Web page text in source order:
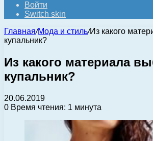
Войти
Switch skin
Главная/Мода и стиль/Из какого
купальник?
Из какого материала
купальник?
20.06.2019
0 Время чтения: 1 минута